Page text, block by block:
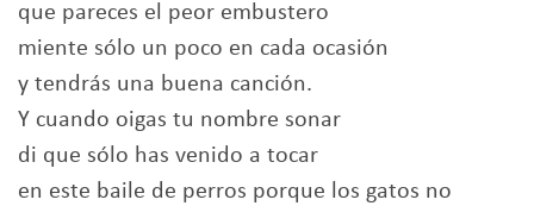
que pareces el peor embustero
miente sólo un poco en cada ocasión
y tendrás una buena canción.
Y cuando oigas tu nombre sonar
di que sólo has venido a tocar
en este baile de perros porque los gatos no